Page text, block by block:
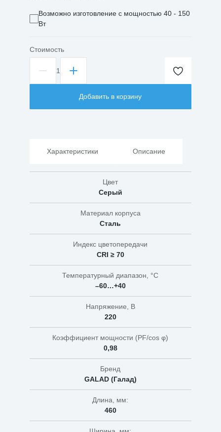
Возможно изготовление с мощностью 40 - 150
Вт
Стоимость
Количество
товара
ПОБЕДА
1
Добавить в корзину
Характеристики Описание
Цвет
Серый
Материал корпуса
Сталь
Индекс цветопередачи
CRI ≥ 70
Температурный диапазон, °C
–60…+40
Напряжение, В
220
Коэффициент мощности (PF/cos φ)
0,98
Бренд
GALAD (Галад)
Длина, мм:
460